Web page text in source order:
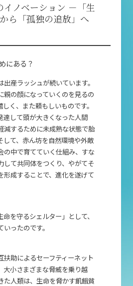
イノベーション －「生
ら「孤独の追放」へ
にある？
産ラッシュが続いています。
親の顔になっていくのを見るの
く、また頼もしいものです。
達して頭が大きくなった人間
減するために未成熟な状態で胎
して、赤ん坊を自然環境や外敵
の中で育てていく仕組み、すな
して共同体をつくり、やがてそ
形成することで、進化を遂げて
を守るシェルター」として、
ったのです。
扶助によるセーフティーネット
大小さまざまな脅威を乗り越
た人類は、生命を脅かす飢餓貧